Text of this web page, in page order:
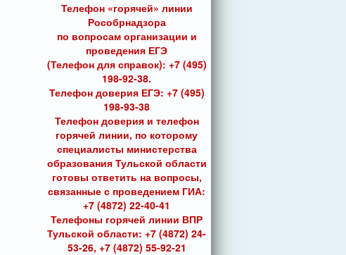
Телефон «горячей» линии
Рособрнадзора
по вопросам организации и
проведения ЕГЭ
(Телефон для справок): +7 (495)
198-92-38.
Телефон доверия ЕГЭ: +7 (495)
198-93-38
Телефон доверия и телефон
горячей линии, по которому
специалисты министерства
образования Тульской области
готовы ответить на вопросы,
связанные с проведением ГИА:
+7 (4872) 22-40-41
Телефоны горячей линии ВПР
Тульской области: +7 (4872) 24-
53-26, +7 (4872) 55-92-21